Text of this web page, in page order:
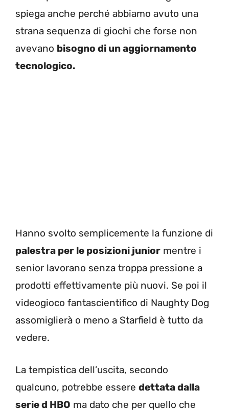
spiega anche perché abbiamo avuto una
strana sequenza di giochi che forse non
avevano bisogno di un aggiornamento
tecnologico.
Hanno svolto semplicemente la funzione di
palestra per le posizioni junior mentre i
senior lavorano senza troppa pressione a
prodotti effettivamente più nuovi. Se poi il
videogioco fantascientifico di Naughty Dog
assomiglierà o meno a Starfield è tutto da
vedere.
La tempistica dell’uscita, secondo
qualcuno, potrebbe essere dettata dalla
serie d HBO ma dato che per quello che